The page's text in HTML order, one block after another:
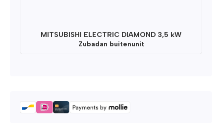
MITSUBISHI ELECTRIC DIAMOND 3,5 kW
Zubadan buitenunit